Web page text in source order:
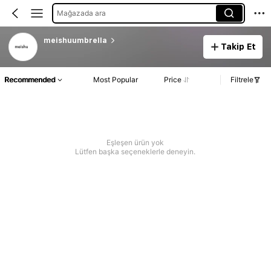
Mağazada ara
meishuumbrella
Takip Et
Recommended Most Popular Price Filtrele
Eşleşen ürün yok
Lütfen başka seçeneklerle deneyin.